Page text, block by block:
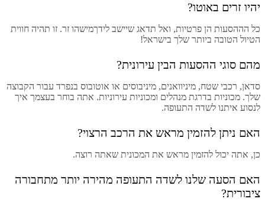
יהיו זרים באוטו?
כל הההסעות הן פרטיות, ואל תדאג שיישב לידךמישהו זר. זו תהיה חווית
הטיול הטובה ביותר שלך בישראל!
מהם סוגי ההסעות הבין עירונית?
סדאן, רכבי שטח, מיניוואנים, מיניבוסים או אוטובוס בנפרד עבור הקבוצה
שלך. מכוניות בדרגת מנהלים ומכוניות עירוניות. אתה בוחר בעצמך איך
לנסוע איתנו לשדה התעופה.
האם ניתן להזמין מראש את הרכב הרצוי?
כן, אתה יכול להזמין מראש את המכונית שאתה רוצה.
האם הסעה שלנו לשדה התעופה מהירה יותר מתחבורה
ציבורית?